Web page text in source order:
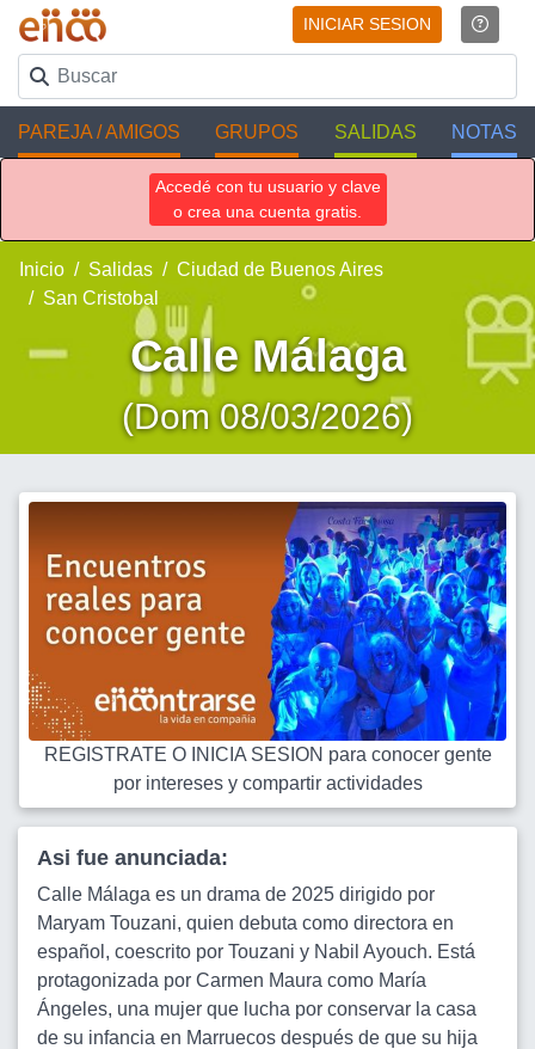
INICIAR SESION
PAREJA / AMIGOS GRUPOS SALIDAS NOTAS
Accedé con tu usuario y clave
o crea una cuenta gratis.
Inicio Salidas
Ciudad de Buenos Aires
San Cristobal
Calle Málaga
(Dom 08/03/2026)
REGISTRATE O INICIA SESION para conocer gente
por intereses y compartir actividades
Asi fue anunciada:
Calle Málaga es un drama de 2025 dirigido por
Maryam Touzani, quien debuta como directora en
español, coescrito por Touzani y Nabil Ayouch. Está
protagonizada por Carmen Maura como María
Ángeles, una mujer que lucha por conservar la casa
de su infancia en Marruecos después de que su hija